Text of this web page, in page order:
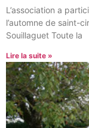
L’association a
l’automne de saint-
Souillaguet Toute la
Lire la suite »